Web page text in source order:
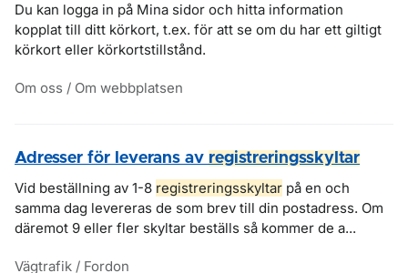
Du kan logga in på Mina sidor och hitta information
kopplat till ditt körkort, t.ex. för att se om du har ett giltigt
körkort eller körkortstillstånd.
Om oss / Om webbplatsen
Adresser för leverans av registreringsskyltar
Vid beställning av 1-8 registreringsskyltar på en och
samma dag levereras de som brev till din postadress. Om
däremot 9 eller fler skyltar beställs så kommer de a...
Vägtrafik / Fordon